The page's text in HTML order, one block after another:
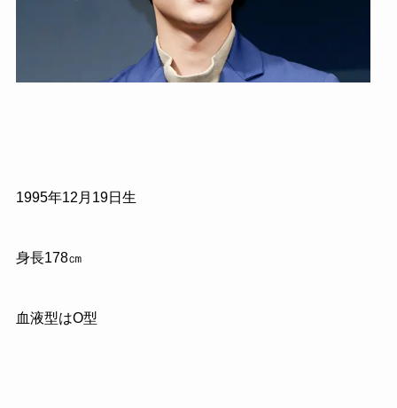
1995年12月19日生
身長178㎝
血液型はO型